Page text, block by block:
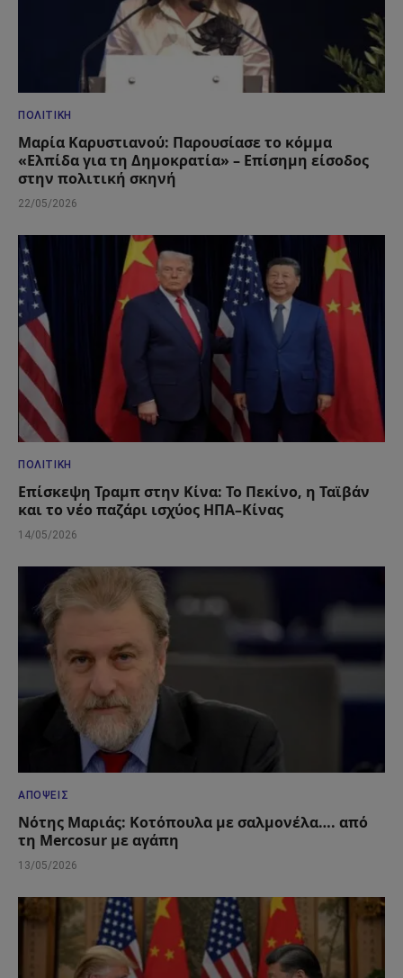
ΠΟΛΙΤΙΚΉ
Μαρία Καρυστιανού: Παρουσίασε το κόμμα
«Ελπίδα για τη Δημοκρατία» – Επίσημη είσοδος
στην πολιτική σκηνή
22/05/2026
ΠΟΛΙΤΙΚΉ
Επίσκεψη Τραμπ στην Κίνα: Το Πεκίνο, η Ταϊβάν
και το νέο παζάρι ισχύος ΗΠΑ–Κίνας
14/05/2026
ΑΠΌΨΕΙΣ
Νότης Μαριάς: Κοτόπουλα με σαλμονέλα…. από
τη Mercosur με αγάπη
13/05/2026